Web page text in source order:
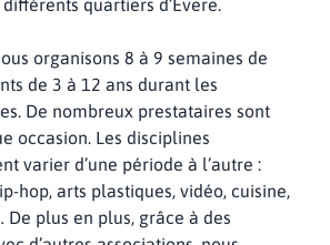
quartiers d’Evere.
organisons 8 à 9 semaines de
de 3 à 12 ans durant les
De nombreux prestataires sont
occasion. Les disciplines
varier d’une période à l’autre :
hop, arts plastiques, vidéo, cuisine,
De plus en plus, grâce à des